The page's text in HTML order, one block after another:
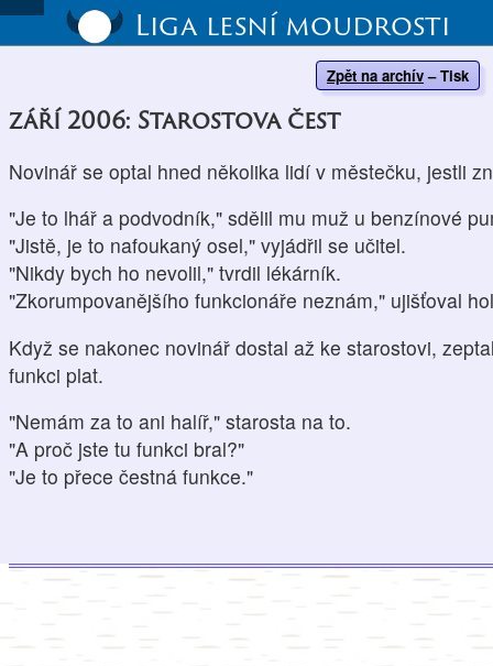
Liga lesní moudrosti
Zpět na archív – Tisk
září 2006: Starostova čest
Novinář se optal hned několika lidí v městečku, jestli
"Je to lhář a podvodník," sdělil mu muž u benzínové
"Jistě, je to nafoukaný osel," vyjádřil se učitel.
"Nikdy bych ho nevolil," tvrdil lékárník.
"Zkorumpovanějšího funkcionáře neznám," ujišťoval
Když se nakonec novinář dostal až ke starostovi,
funkci plat.
"Nemám za to ani halíř," starosta na to.
"A proč jste tu funkci bral?"
"Je to přece čestná funkce."